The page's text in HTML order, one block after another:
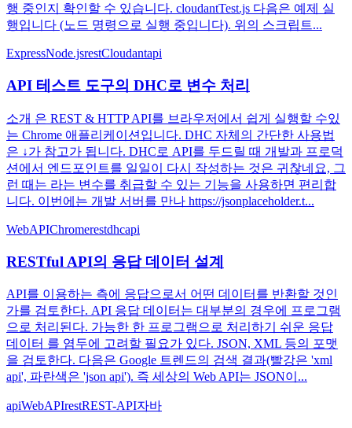
행 중인지 확인할 수 있습니다. cloudantTest.js 다음은 예제 실
행입니다 (노드 명령으로 실행 중입니다). 위의 스크립트...
ExpressNode.jsrestCloudantapi
API 테스트 도구의 DHC로 변수 처리
소개 은 REST & HTTP API를 브라우저에서 쉽게 실행할 수있
는 Chrome 애플리케이션입니다. DHC 자체의 간단한 사용법
은 ↓가 참고가 됩니다. DHC로 API를 두드릴 때 개발과 프로덕
션에서 엔드포인트를 일일이 다시 작성하는 것은 귀찮네요, 그
런 때는 라는 변수를 취급할 수 있는 기능을 사용하면 편리합
니다. 이번에는 개발 서버를 만나 https://jsonplaceholder.t...
WebAPIChromerestdhcapi
RESTful API의 응답 데이터 설계
API를 이용하는 측에 응답으로서 어떤 데이터를 반환할 것인
가를 검토한다. API 응답 데이터는 대부분의 경우에 프로그램
으로 처리된다. 가능한 한 프로그램으로 처리하기 쉬운 응답
데이터 를 염두에 고려할 필요가 있다. JSON, XML 등의 포맷
을 검토한다. 다음은 Google 트렌드의 검색 결과(빨강은 'xml
api', 파란색은 'json api'). 즉 세상의 Web API는 JSON이...
apiWebAPIrestREST-API자바